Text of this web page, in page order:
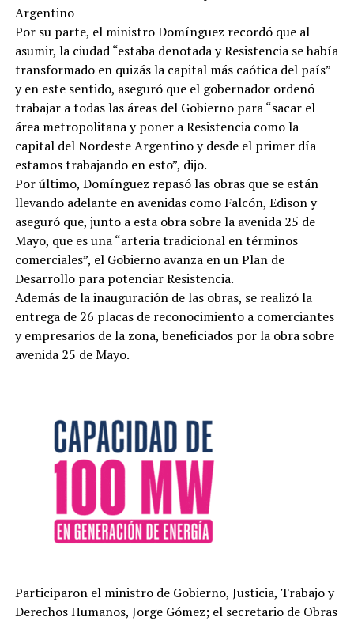
Argentino
Por su parte, el ministro Domínguez recordó que al
asumir, la ciudad “estaba denotada y Resistencia se había
transformado en quizás la capital más caótica del país”
y en este sentido, aseguró que el gobernador ordenó
trabajar a todas las áreas del Gobierno para “sacar el
área metropolitana y poner a Resistencia como la
capital del Nordeste Argentino y desde el primer día
estamos trabajando en esto”, dijo.
Por último, Domínguez repasó las obras que se están
llevando adelante en avenidas como Falcón, Edison y
aseguró que, junto a esta obra sobre la avenida 25 de
Mayo, que es una “arteria tradicional en términos
comerciales”, el Gobierno avanza en un Plan de
Desarrollo para potenciar Resistencia.
Además de la inauguración de las obras, se realizó la
entrega de 26 placas de reconocimiento a comerciantes
y empresarios de la zona, beneficiados por la obra sobre
avenida 25 de Mayo.
Participaron el ministro de Gobierno, Justicia, Trabajo y
Derechos Humanos, Jorge Gómez; el secretario de Obras